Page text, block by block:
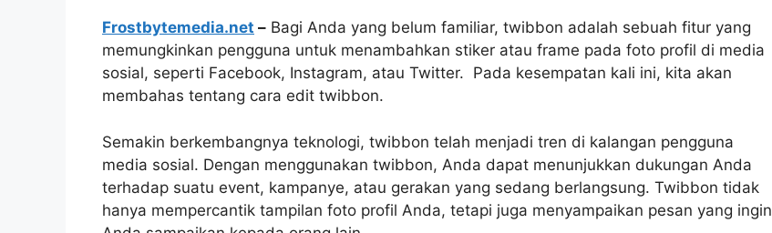
Frostbytemedia.net – Bagi Anda yang belum familiar, twibbon adalah sebuah fitur yang
memungkinkan pengguna untuk menambahkan stiker atau frame pada foto profil di media
sosial, seperti Facebook, Instagram, atau Twitter. Pada kesempatan kali ini, kita akan
membahas tentang cara edit twibbon.
Semakin berkembangnya teknologi, twibbon telah menjadi tren di kalangan pengguna
media sosial. Dengan menggunakan twibbon, Anda dapat menunjukkan dukungan Anda
terhadap suatu event, kampanye, atau gerakan yang sedang berlangsung. Twibbon tidak
hanya mempercantik tampilan foto profil Anda, tetapi juga menyampaikan pesan yang ingin